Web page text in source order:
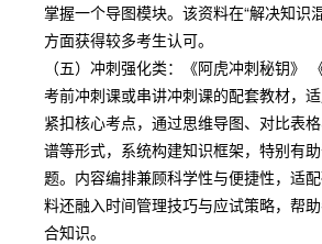
掌握一个导图模块。该资料在“解决知识
方面获得较多考生认可。
（五）冲刺强化类：《阿虎冲刺秘钥》
考前冲刺课或串讲冲刺课的配套教材，
紧扣核心考点，通过思维导图、对比表
谱等形式，系统构建知识框架，特别有
题。内容编排兼顾科学性与便捷性，适
料还融入时间管理技巧与应试策略，帮
合知识。